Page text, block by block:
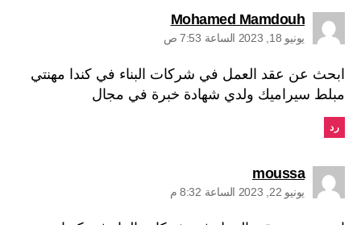
Mohamed Mamdouh
يونيو 18, 2023 الساعة 7:53 ص
ابحث عن عقد العمل في شركات البناء في كندا مهنتي
مبلط سيراميك ولدي شهادة خبرة في مجال
رد
moussa
يونيو 22, 2023 الساعة 8:32 م